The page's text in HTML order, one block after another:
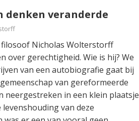
denken veranderde
Nicholas Wolterstorff
over gerechtigheid. Wie is hij? We
van een autobiografie gaat bij
van gereformeerde
neergestreken in een klein plaatsje
van deze